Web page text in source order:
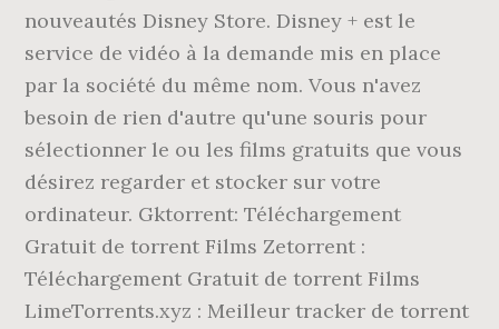
nouveautés Disney Store. Disney + est le
service de vidéo à la demande mis en place
par la société du même nom. Vous n'avez
besoin de rien d'autre qu'une souris pour
sélectionner le ou les films gratuits que vous
désirez regarder et stocker sur votre
ordinateur. Gktorrent: Téléchargement
Gratuit de torrent Films Zetorrent :
Téléchargement Gratuit de torrent Films
LimeTorrents.xyz : Meilleur tracker de torrent